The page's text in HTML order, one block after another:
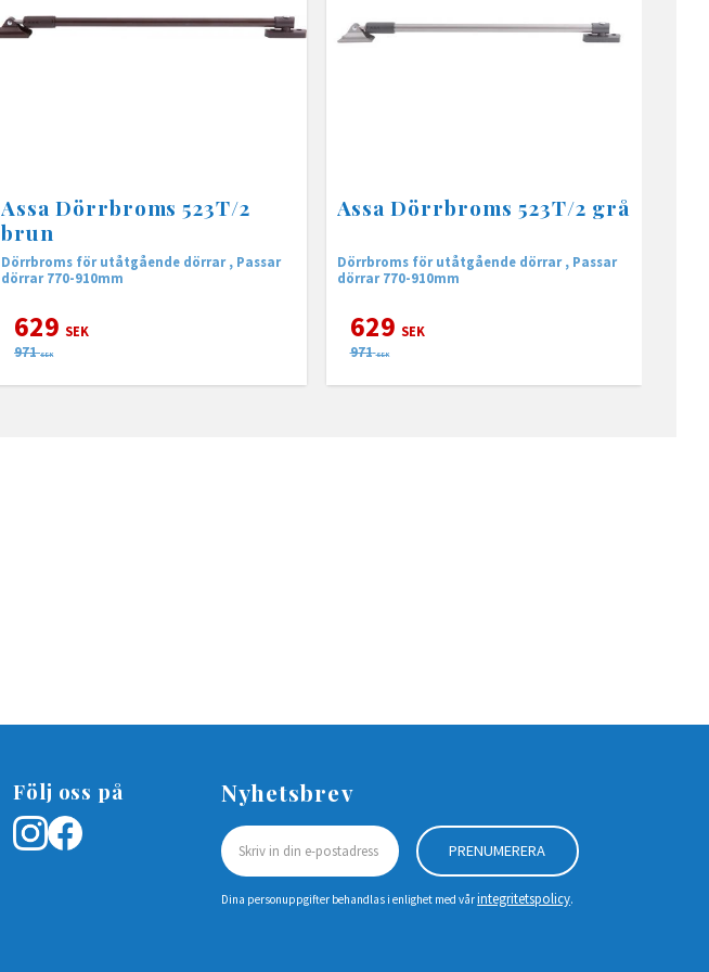
Assa Dörrbroms 523T/2
brun
Dörrbroms för utåtgående dörrar , Passar
dörrar 770-910mm
629 SEK
971 SEK
Assa Dörrbroms 523T/2 grå
Dörrbroms för utåtgående dörrar , Passar
dörrar 770-910mm
629 SEK
971 SEK
Följ oss på Nyhetsbrev
PRENUMERERA
Dina personuppgifter behandlas i enlighet med vårintegritetspolicy.